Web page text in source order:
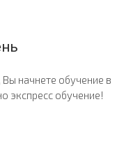
начнете обучение в
экспресс обучение!